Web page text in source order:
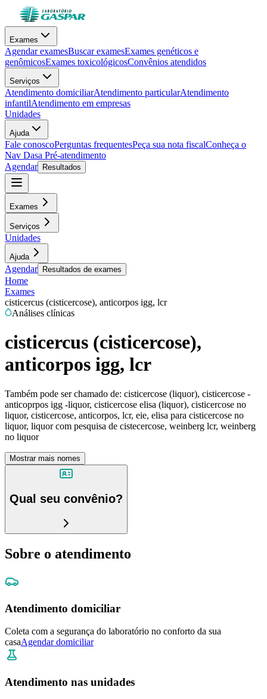
Exames
Agendar examesBuscar examesExames genéticos e
genômicosExames toxicológicosConvênios atendidos
Serviços
Atendimento domiciliarAtendimento particularAtendimento
infantilAtendimento em empresas
Unidades
Ajuda
Fale conoscoPerguntas frequentesPeça sua nota fiscalConheça o
Nav Dasa Pré-atendimento
Agendar
Resultados
Exames
Serviços
Unidades
Ajuda
Agendar Resultados de exames
Home
Exames
cisticercus (cisticercose), anticorpos igg, lcr
Análises clínicas
cisticercus (cisticercose),
anticorpos igg, lcr
Também pode ser chamado de: cisticercose (liquor), cisticercose -
anticoprpos igg -liquor, cisticercose elisa (liquor), cisticercose no
liquor, cisticercose, anticorpos, lcr, eie, elisa para cisticercose no
liquor, liquor com pesquisa de cistecercose, weinberg lcr, weinberg
no liquor
Mostrar mais nomes
Qual seu convênio?
Sobre o atendimento
Atendimento domiciliar
Coleta com a segurança do laboratório no conforto da sua
casaAgendar domiciliar
Atendimento nas unidades